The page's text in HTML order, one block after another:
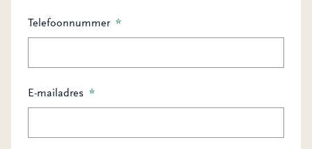
Telefoonnummer *
E-mailadres *